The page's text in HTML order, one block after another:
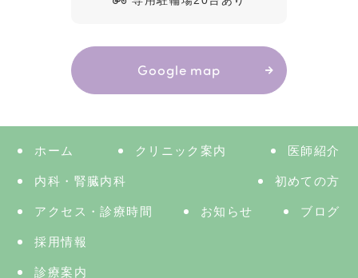
Google map
ホーム クリニック案内 医師紹介
内科・腎臓内科 初めての方
アクセス・診療時間 お知らせ ブログ
採用情報
診療案内